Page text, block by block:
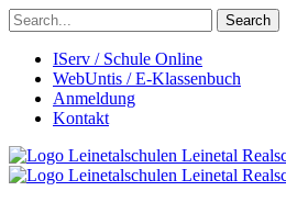
Search
IServ / Schule Online
WebUntis / E-Klassenbuch
Anmeldung
Kontakt
Leinetalschulen Leinetal
Leinetalschulen Leinetal